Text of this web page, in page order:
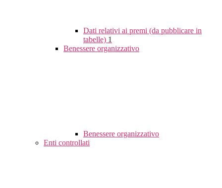
Dati relativi ai premi (da pubblicare in
tabelle) 1
Benessere organizzativo
Benessere organizzativo
Enti controllati